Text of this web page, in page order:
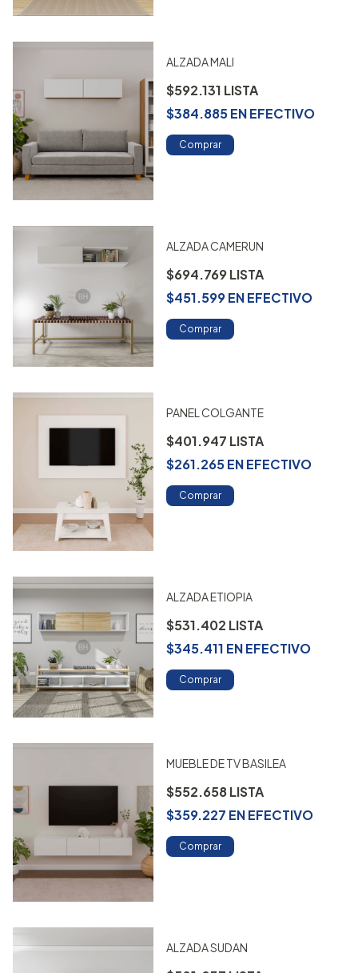
ALZADA MALI
$592.131
$384.885ENEFECTIVO
Comprar
ALZADA CAMERUN
$694.769
$451.599ENEFECTIVO
Comprar
PANEL COLGANTE
$401.947
$261.265ENEFECTIVO
Comprar
ALZADA ETIOPIA
$531.402
$345.411 ENEFECTIVO
Comprar
MUEBLE DE TV BASILEA
$552.658
$359.227 ENEFECTIVO
Comprar
ALZADA SUDAN